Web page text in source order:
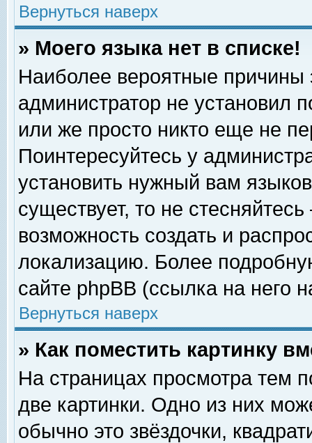
Вернуться наверх
» Моего языка нет в списке!
Наиболее вероятные причины
администратор не установил
или же просто никто еще не
Поинтересуйтесь у
установить нужный вам
существует, то не
возможность создать и
локализацию. Более
сайте phpBB (ссылка на него
Вернуться наверх
» Как поместить картинку
На страницах просмотра тем
две картинки. Одно из них
обычно это звёздочки,